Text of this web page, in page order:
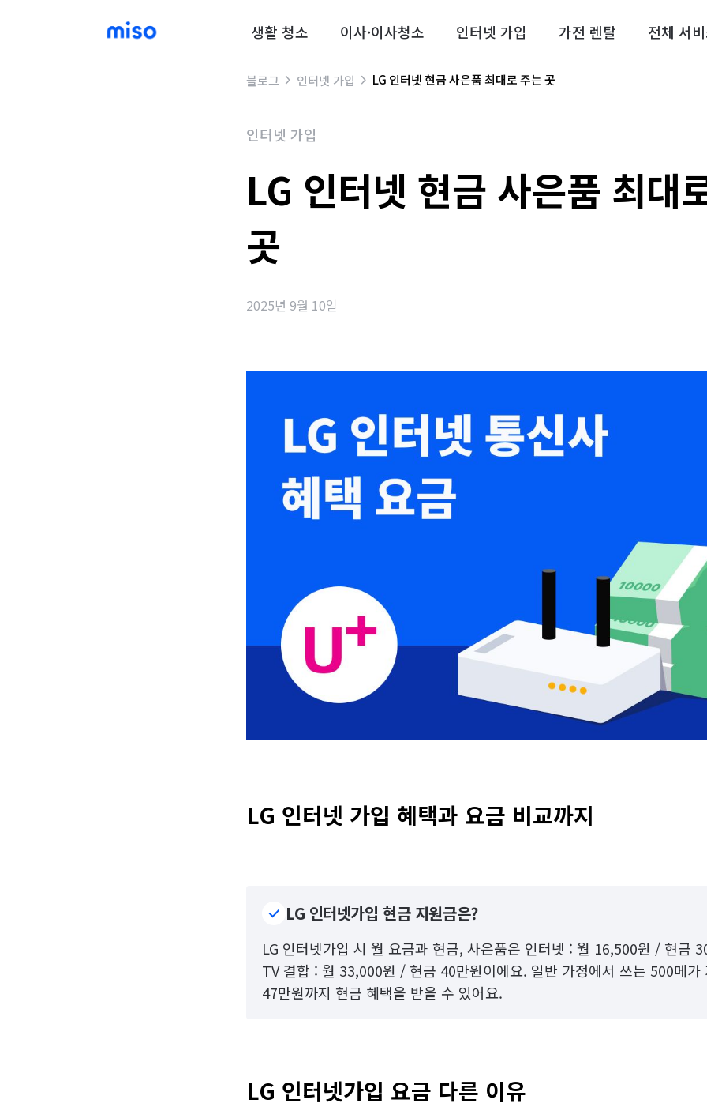
생활 청소 이사·이사청소 인터넷 가입 가전 렌탈 전체 서
블로그 인터넷 가입 LG 인터넷 현금 사은품 최대로 주는 곳
인터넷 가입
LG 인터넷 현금 사은품 최대
곳
2025년 9월 10일
LG 인터넷 가입 혜택과 요금 비교까지
LG 인터넷가입 현금 지원금은?
LG 인터넷가입 시 월 요금과 현금, 사은품은 인터넷 : 월 16,500원 / 현금
TV 결합 : 월 33,000원 / 현금 40만원이에요. 일반 가정에서 쓰는 500메가
47만원까지 현금 혜택을 받을 수 있어요.
LG 인터넷가입 요금 다른 이유